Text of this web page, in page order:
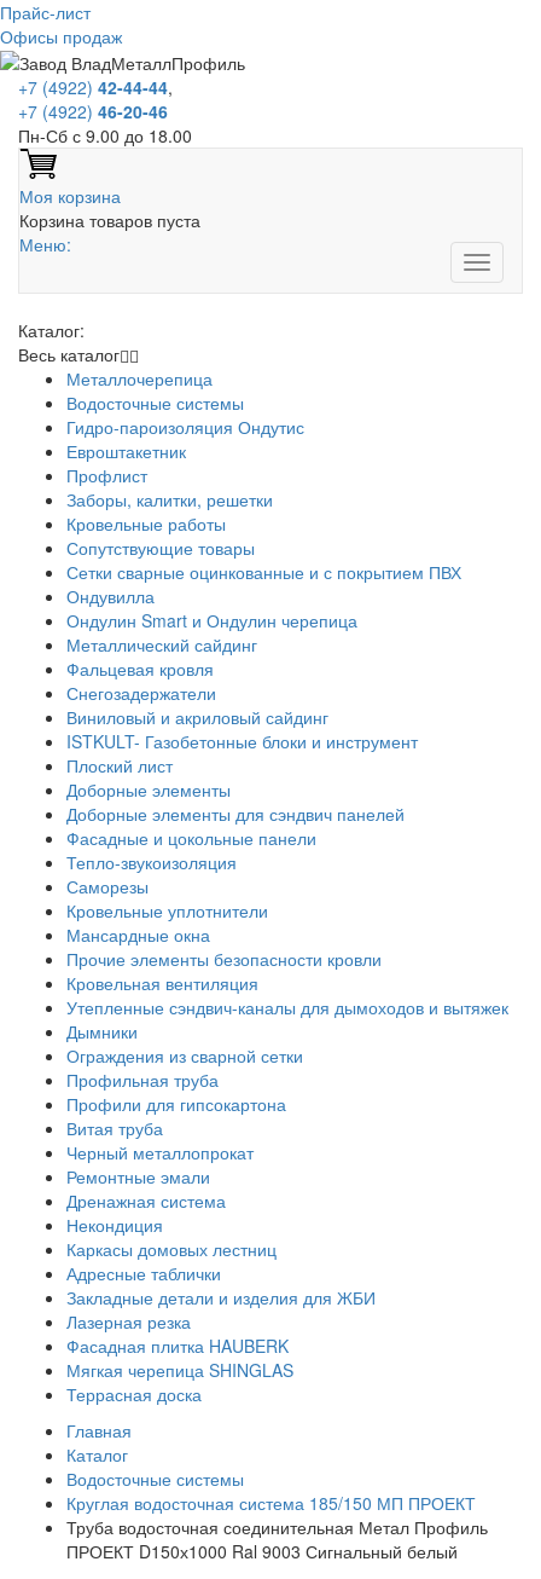
Прайс-лист
Офисы продаж
+7 (4922) 42-44-44,
+7 (4922) 46-20-46
Пн-Сб с 9.00 до 18.00
Моя корзина
Корзина товаров пуста
Меню:
Каталог:
Весь каталог
Металлочерепица
Водосточные системы
Гидро-пароизоляция Ондутис
Евроштакетник
Профлист
Заборы, калитки, решетки
Кровельные работы
Сопутствующие товары
Сетки сварные оцинкованные и с покрытием ПВХ
Ондувилла
Ондулин Smart и Ондулин черепица
Металлический сайдинг
Фальцевая кровля
Снегозадержатели
Виниловый и акриловый сайдинг
ISTKULT- Газобетонные блоки и инструмент
Плоский лист
Доборные элементы
Доборные элементы для сэндвич панелей
Фасадные и цокольные панели
Тепло-звукоизоляция
Саморезы
Кровельные уплотнители
Мансардные окна
Прочие элементы безопасности кровли
Кровельная вентиляция
Утепленные сэндвич-каналы для дымоходов и вытяжек
Дымники
Ограждения из сварной сетки
Профильная труба
Профили для гипсокартона
Витая труба
Черный металлопрокат
Ремонтные эмали
Дренажная система
Некондиция
Каркасы домовых лестниц
Адресные таблички
Закладные детали и изделия для ЖБИ
Лазерная резка
Фасадная плитка HAUBERK
Мягкая черепица SHINGLAS
Террасная доска
Главная
Каталог
Водосточные системы
Круглая водосточная система 185/150 МП ПРОЕКТ
Труба водосточная соединительная Метал Профиль
ПРОЕКТ D150х1000 Ral 9003 Сигнальный белый